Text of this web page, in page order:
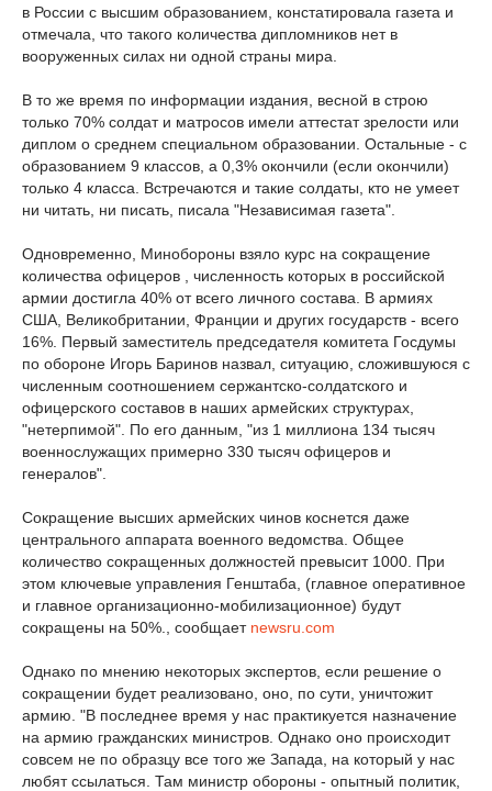
в России с высшим образованием, констатировала газета и
отмечала, что такого количества дипломников нет в
вооруженных силах ни одной страны мира.
В то же время по информации издания, весной в строю
только 70% солдат и матросов имели аттестат зрелости или
диплом о среднем специальном образовании. Остальные - с
образованием 9 классов, а 0,3% окончили (если окончили)
только 4 класса. Встречаются и такие солдаты, кто не умеет
ни читать, ни писать, писала "Независимая газета".
Одновременно, Минобороны взяло курс на сокращение
количества офицеров , численность которых в российской
армии достигла 40% от всего личного состава. В армиях
США, Великобритании, Франции и других государств - всего
16%. Первый заместитель председателя комитета Госдумы
по обороне Игорь Баринов назвал, ситуацию, сложившуюся с
численным соотношением сержантско-солдатского и
офицерского составов в наших армейских структурах,
"нетерпимой". По его данным, "из 1 миллиона 134 тысяч
военнослужащих примерно 330 тысяч офицеров и
генералов".
Сокращение высших армейских чинов коснется даже
центрального аппарата военного ведомства. Общее
количество сокращенных должностей превысит 1000. При
этом ключевые управления Генштаба, (главное оперативное
и главное организационно-мобилизационное) будут
сокращены на 50%., сообщает newsru.com
Однако по мнению некоторых экспертов, если решение о
сокращении будет реализовано, оно, по сути, уничтожит
армию. "В последнее время у нас практикуется назначение
на армию гражданских министров. Однако оно происходит
совсем не по образцу все того же Запада, на который у нас
любят ссылаться. Там министр обороны - опытный политик,